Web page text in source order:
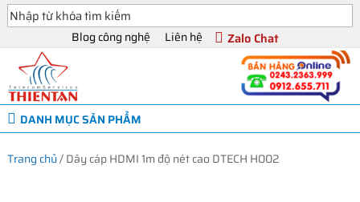
Blog công nghệ Liên hệ Zalo Chat
DANH MỤC SẢN PHẨM
Trang chủ/Dây cáp HDMI 1m độ nét cao DTECH H002